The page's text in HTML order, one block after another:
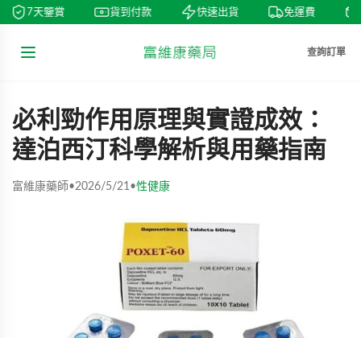
7天鑒賞 貨到付款 快速出貨 免運費
查詢訂單
必利勁作用原理與實證成效：
達泊西汀科學解析與用藥指南
富維康藥師•2026/5/21•性健康